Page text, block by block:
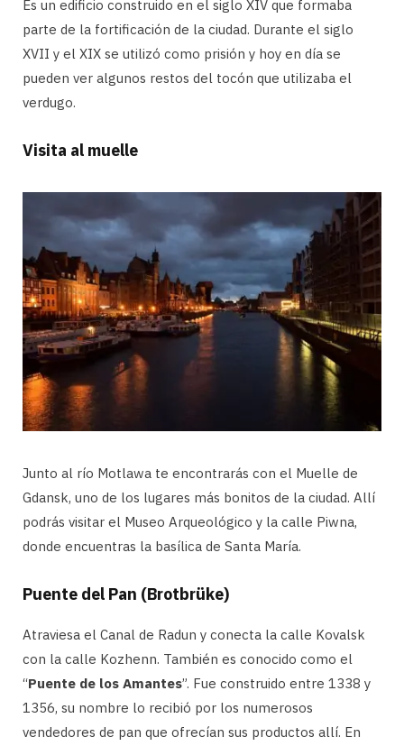
Es un edificio construido en el siglo XIV que formaba
parte de la fortificación de la ciudad. Durante el siglo
XVII y el XIX se utilizó como prisión y hoy en día se
pueden ver algunos restos del tocón que utilizaba el
verdugo.
Visita al muelle
Junto al río Motlawa te encontrarás con el Muelle de
Gdansk, uno de los lugares más bonitos de la ciudad. Allí
podrás visitar el Museo Arqueológico y la calle Piwna,
donde encuentras la basílica de Santa María.
Puente del Pan (Brotbrüke)
Atraviesa el Canal de Radun y conecta la calle Kovalsk
con la calle Kozhenn. También es conocido como el
“Puente de los Amantes”. Fue construido entre 1338 y
1356, su nombre lo recibió por los numerosos
vendedores de pan que ofrecían sus productos allí. En